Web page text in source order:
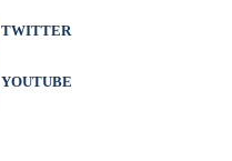
TWITTER
YOUTUBE